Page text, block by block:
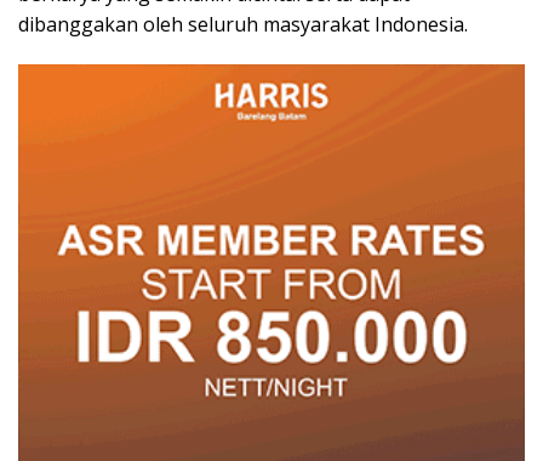
dibanggakan oleh seluruh masyarakat Indonesia.